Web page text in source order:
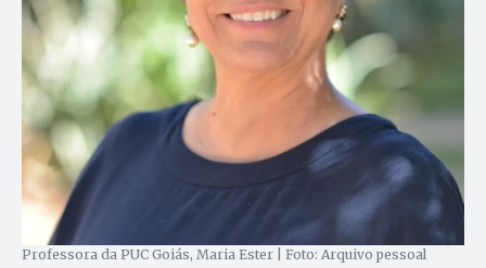
Professora da PUC Goiás, Maria Ester | Foto: Arquivo pessoal